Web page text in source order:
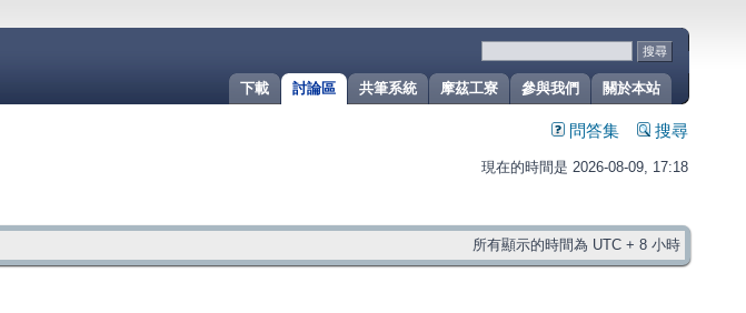
關於本站
參與我們
摩茲工寮
共筆系統
討論區
下載
問答集 搜尋
現在的時間是 2026-08-09, 17:18
所有顯示的時間為 UTC + 8 小時